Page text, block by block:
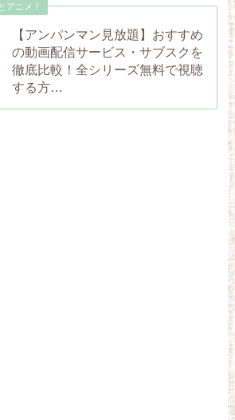
アニメ！
【アンパンマン見放題】おすすめ
の動画配信サービス・サブスクを
徹底比較！全シリーズ無料で視聴
する方…